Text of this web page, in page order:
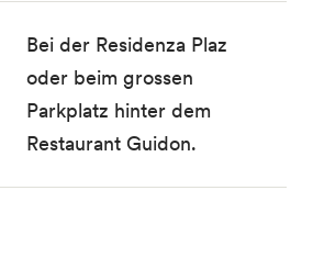
Bei der Residenza Plaz
oder beim grossen
Parkplatz hinter dem
Restaurant Guidon.